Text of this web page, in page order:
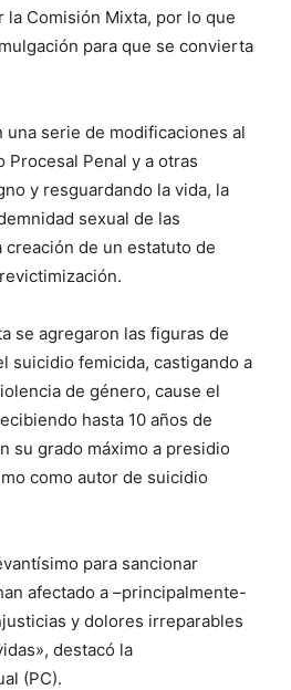
la Comisión Mixta, por lo que
para que se convierta
una serie de modificaciones al
Procesal Penal y a otras
y resguardando la vida, la
sexual de las
creación de un estatuto de
se agregaron las figuras de
suicidio femicida, castigando a
de género, cause el
hasta 10 años de
su grado máximo a presidio
como autor de suicidio
para sancionar
afectado a –principalmente-
y dolores irreparables
destacó la
(PC).